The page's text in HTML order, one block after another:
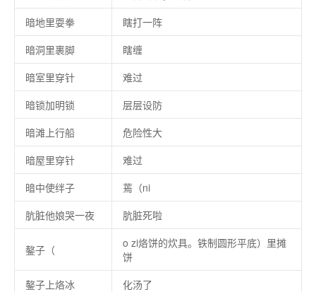
暗地里耍拳
瞎打一阵
暗洞里裹脚
瞎缠
暗室里穿针
难过
暗锁加明锁
层层设防
暗滩上行船
危险性大
暗屋里穿针
难过
暗中使绊子
蔫（ni
肮脏他娘哭一夜
肮脏死啦
鏊子（
o zi烙饼的炊具。铁制圆形平底）里摊
饼
鏊子上烙冰
化汤了